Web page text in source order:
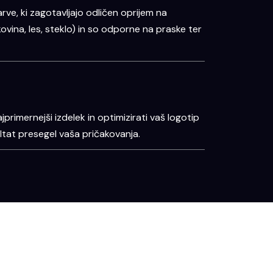
ki zagotavljajo odličen oprijem na
les, steklo) in so odporne na praske ter
izdelek in optimizirati vaš logotip
presegel vaša pričakovanja.